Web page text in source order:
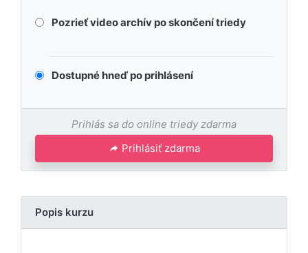
Pozrieť video archív po skončení triedy
Dostupné hneď po prihlásení
Prihlás sa do online triedy zdarma
Prihlásiť zdarma
Popis kurzu